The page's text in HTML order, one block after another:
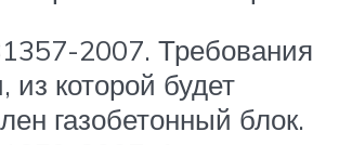
2007. Требования
из которой будет
газобетонный блок.